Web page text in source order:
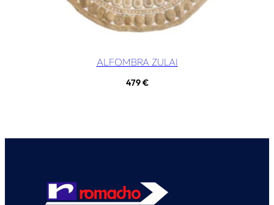
ALFOMBRA ZULAI
479€